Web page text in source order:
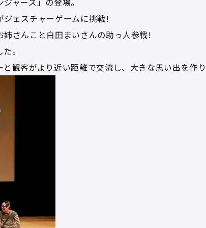
ェスチャーゲームに挑戦!
さんこと白田まいさんの助っ人参戦!
。
観客がより近い距離で交流し、大きな思い出を作り